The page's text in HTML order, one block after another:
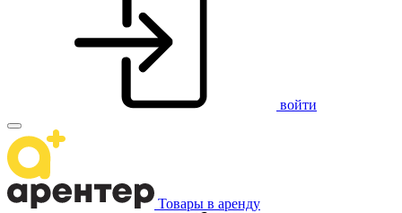
войти
Товары в аренду